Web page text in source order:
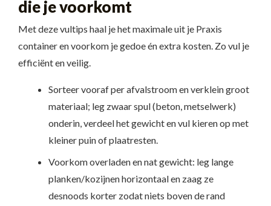
die je voorkomt
Met deze vultips haal je het maximale uit je Praxis
container en voorkom je gedoe én extra kosten. Zo vul je
efficiënt en veilig.
Sorteer vooraf per afvalstroom en verklein groot
materiaal; leg zwaar spul (beton, metselwerk)
onderin, verdeel het gewicht en vul kieren op met
kleiner puin of plaatresten.
Voorkom overladen en nat gewicht: leg lange
planken/kozijnen horizontaal en zaag ze
desnoods korter zodat niets boven de rand